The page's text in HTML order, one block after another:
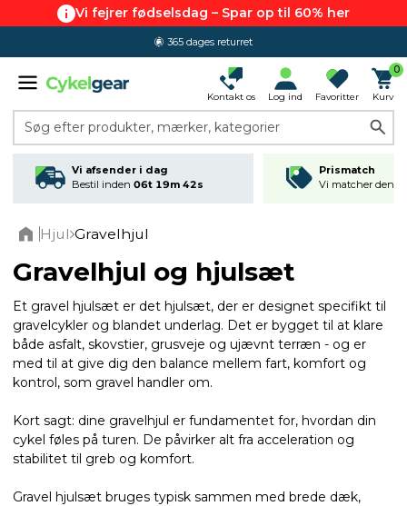
Vi fejrer fødselsdag – Spar op til 60% her
4.7 ud af 5.0
Kontakt os Log ind Favoritter
0
Kurv
Søg efter produkter, mærker, kategorier
Vi afsender i dag
Bestil inden 06t 19m 41s
Prismatch
Vi matcher den
Hjul Gravelhjul
Gravelhjul og hjulsæt
Et gravel hjulsæt er det hjulsæt, der er designet specifikt til
gravelcykler og blandet underlag. Det er bygget til at klare
både asfalt, skovstier, grusveje og ujævnt terræn - og er
med til at give dig den balance mellem fart, komfort og
kontrol, som gravel handler om.
Kort sagt: dine gravelhjul er fundamentet for, hvordan din
cykel føles på turen. De påvirker alt fra acceleration og
stabilitet til greb og komfort.
Gravel hjulsæt bruges typisk sammen med brede dæk,